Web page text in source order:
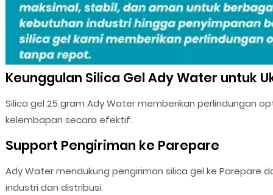
Keunggulan Silica Gel Ady Water untuk
Silica gel 25 gram Ady Water memberikan perlindungan
kelembapan secara efektif.
Support Pengiriman ke Parepare
Ady Water mendukung pengiriman silica gel ke Parepare
industri dan distribusi.